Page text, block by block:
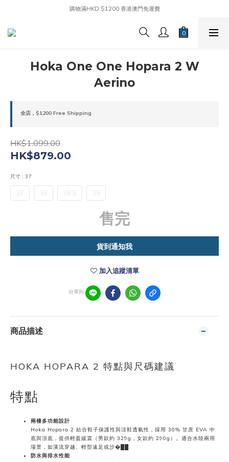
購物滿HKD $1200 香港澳門免運費
Hoka One One Hopara 2 W
Aerino
全店，$1200 Free Shipping
HK$1,099.00
HK$879.00
尺寸 : 37
37 38 38.5 39
售完
貨到通知我
加入追蹤清單
分享到
商品描述
HOKA HOPARA 2 特點與尺碼建議
特點
兩棲多功能設計
Hoka Hopara 2 結合鞋子保護性與涼鞋透氣性，採用 30% 甘蔗 EVA 中
底與頂底，提供輕盈緩震（男款約 329g，女款約 290g）。適合水陸兩用
場景，如溪流穿越、輕型遠足或沙�██
防水與排水性能